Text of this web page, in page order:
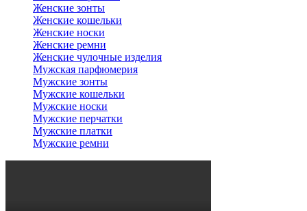
Женские зонты
Женские кошельки
Женские носки
Женские ремни
Женские чулочные изделия
Мужская парфюмерия
Мужские зонты
Мужские кошельки
Мужские носки
Мужские перчатки
Мужские платки
Мужские ремни